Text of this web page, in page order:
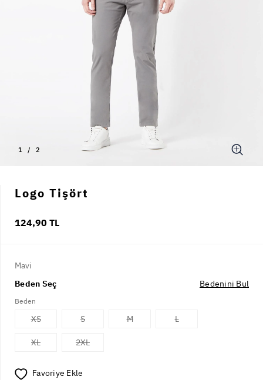
1 / 2
Logo Tişört
124,90 TL
Mavi
Beden Seç
Bedenini Bul
Beden
XS S M L
XL 2XL
Favoriye Ekle